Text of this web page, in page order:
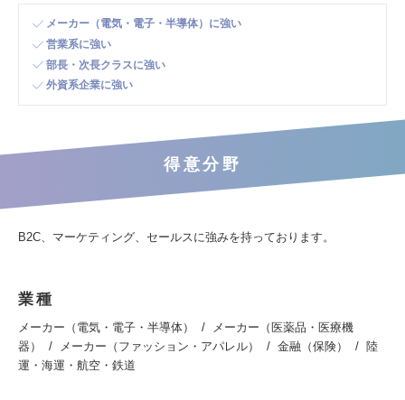
メーカー（電気・電子・半導体）に強い
営業系に強い
部長・次長クラスに強い
外資系企業に強い
得意分野
B2C、マーケティング、セールスに強みを持っております。
業種
メーカー（電気・電子・半導体）
メーカー（医薬品・医療機
器）
メーカー（ファッション・アパレル） 金融（保険）
陸
運・海運・航空・鉄道